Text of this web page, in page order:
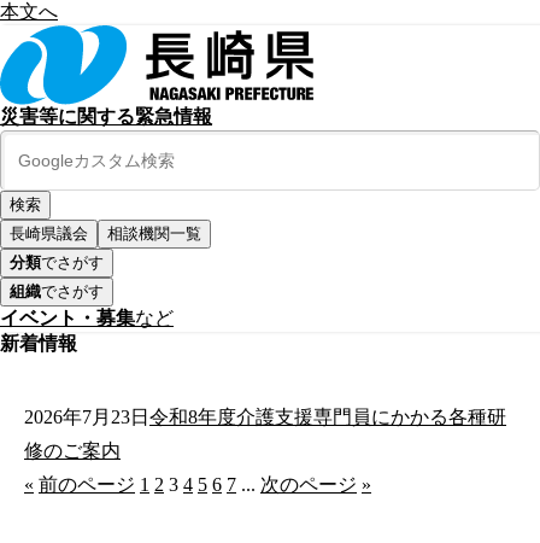
本文へ
災害等に関する緊急情報
長崎県議会
相談機関一覧
分類でさがす
組織でさがす
イベント・募集など
新着情報
2026年7月23日 令和8年度介護支援専門員にかかる各種研
修のご案内
« 前のページ 1 2 3 4 5 6 7 ... 次のページ »